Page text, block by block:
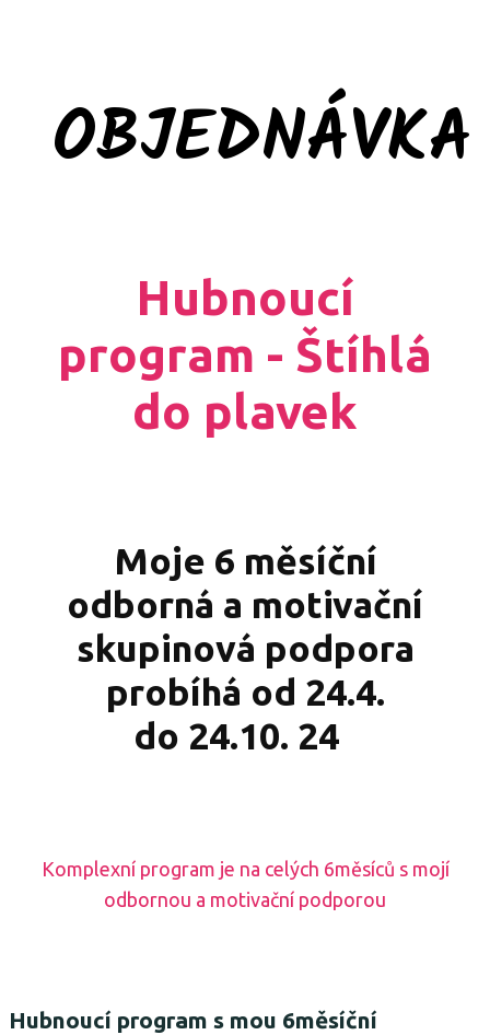
OBJEDNÁVKA
Hubnoucí
program - Štíhlá
do plavek
Moje 6 měsíční
odborná a motivační
skupinová podpora
probíhá od 24.4.
do 24.10. 24
Komplexní program je na celých 6měsíců s mojí
odbornou a motivační podporou
Hubnoucí program s mou 6měsíční